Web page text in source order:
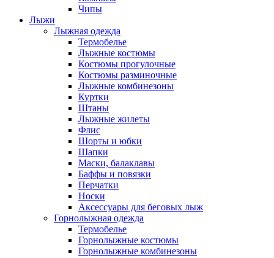
Чипы
Лыжи
Лыжная одежда
Термобелье
Лыжные костюмы
Костюмы прогулочные
Костюмы разминочные
Лыжные комбинезоны
Куртки
Штаны
Лыжные жилеты
Флис
Шорты и юбки
Шапки
Маски, балаклавы
Баффы и повязки
Перчатки
Носки
Аксессуары для беговых лыж
Горнолыжная одежда
Термобелье
Горнолыжные костюмы
Горнолыжные комбинезоны